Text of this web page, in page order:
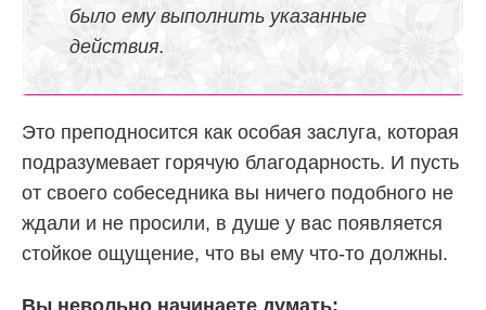
было ему выполнить указанные
действия.
Это преподносится как особая заслуга, которая
подразумевает горячую благодарность. И пусть
от своего собеседника вы ничего подобного не
ждали и не просили, в душе у вас появляется
стойкое ощущение, что вы ему что-то должны.
Вы невольно начинаете думать: